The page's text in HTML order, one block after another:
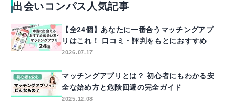
出会いコンパス人気記事
【全24個】あなたに一番合うマッチングアプ
リはこれ！ 口コミ・評判をもとにおすすめ
2026.07.17
マッチングアプリとは？ 初心者にもわかる安
全な始め方と危険回避の完全ガイド
2025.12.08